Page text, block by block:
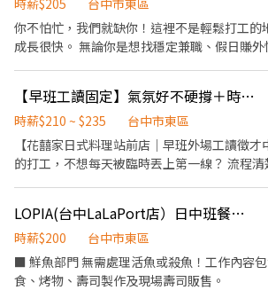
▪升遷快速且制度完善，依努力及成果將有
有完善的福利制度，加班費為5分鐘為單位計
出 ▪計畫拓展全台灣，讓更多人有機會品嚐
成為頂尖品牌
碗 清洗餐具→確認餐具乾淨度→餐具歸位→外場收桌
利 ▪生日禮券 ▪不定期活動競賽獎金 ▪一年4
費5分鐘為單位計算 ⭕企業魅力 ▪「以人為本
管及數據分析等專業知識 ▪升遷快速且制度
有升遷加薪的機會 ▪享有完善的福利制度，
位計算，重視員工的辛勤付出 ▪計畫拓展全
會品嚐美味平價壽司，致力成為頂尖品牌
時薪$205
台中市東區
你不怕忙，我們就缺你！這裡不是輕鬆打工的
成長很快。 無論你是想找穩定兼職、假日賺外快、短工時增加收
週六、週日 16:00 – 01:00（中間休息1小時，供餐） 我們希
不怕忙、不怕熱、動作俐落，週末能穩定排班。 ② 外場計時工讀
（無經驗可） 工作時間： 16:00 – 01:00（排班制，中間休息1小
時，供餐） 我們希望你： 願意學、動作俐落、抗壓性高，能配合團
餐飲內場經驗！我們找的是知道節奏、能一起撐場
肉店清潔人員（短工時兼職 / 無經驗可 / 歡迎二度就
細心、認真負責、動作俐落。工時短、內容單
收入的兼職夥伴或二度就業朋友！ 📝 工作內容 【外場 / 假日工讀】
【早班工讀固定】氣氛好不硬撐＋時薪210起｜外場（站前）
時薪$210 ~ $235
台中市東區
【花囍家日式料理站前店｜早班外場工讀徵才中！】 想找
的打工，不想每天被臨時丟上第一線？ 流程
作內容】 • 外場顧客服務、餐點協助 • 店內賣場維護 • 流程簡
單，無經驗亦可（歡迎在校生） 【工作時段】 • 10:30～13:30｜
12:00～16:00｜10:30～16:00 • 排班彈性，可由店舖依需求彈性安
排 【我們給你的發展與支持】 • 配合課表安排班表，讓你安心上
LOPIA(台中LaLaPort店）日中班餐廚助手
時薪$200
台中市東區
■ 鮮魚部門 無需處理活魚或殺魚！工作內容
食、烤物、壽司製作及現場壽司販售。